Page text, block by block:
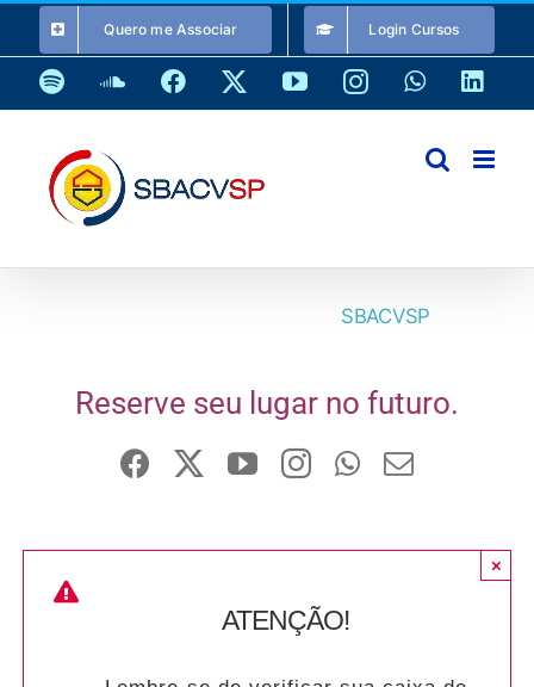
o
conteúdo
Quero me Associar Login Cursos
SpotifySoundCloud
Facebook YouTubeInstagramWhatsApp
SBACVSP
Reserve seu lugar no futuro.
ATENÇÃO!
×